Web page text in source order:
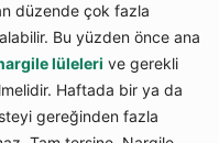
düzende çok fazla
Bu yüzden önce ana
lüleleri ve gerekli
Haftada bir ya da
gereğinden fazla